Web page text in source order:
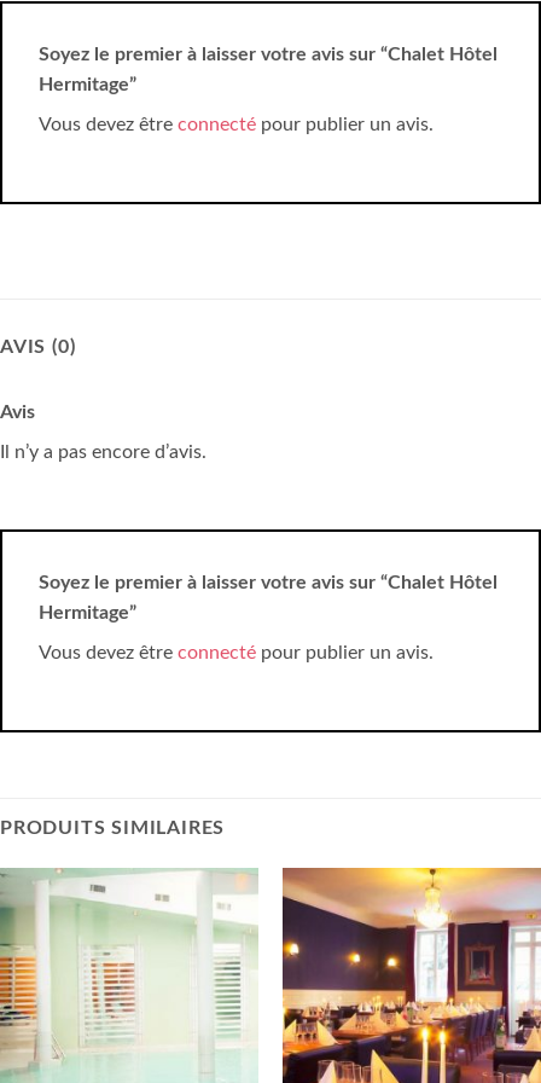
Soyez le premier à laisser votre avis sur “Chalet Hôtel
Hermitage”
Vous devez être connecté pour publier un avis.
AVIS (0)
Avis
Il n’y a pas encore d’avis.
Soyez le premier à laisser votre avis sur “Chalet Hôtel
Hermitage”
Vous devez être connecté pour publier un avis.
PRODUITS SIMILAIRES